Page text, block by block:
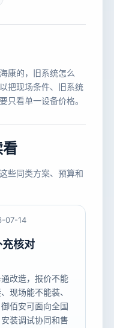
康的，旧系统怎么
把现场条件、旧系统
只看单一设备价格。
些同类方案、预算和
07-14
核对
改造，报价不能
现场能不能装、
佰安可面向全国
装调试协同和售